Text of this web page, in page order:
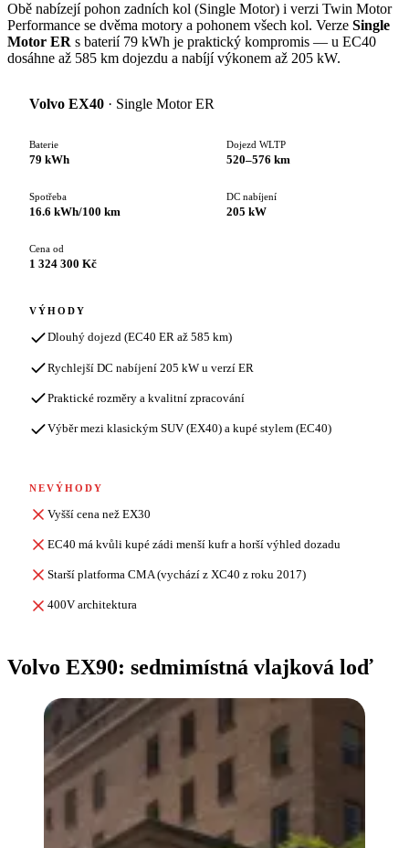
Obě nabízejí pohon zadních kol (Single Motor) i verzi Twin Motor
Performance se dvěma motory a pohonem všech kol. Verze Single
Motor ER s baterií 79 kWh je praktický kompromis — u EC40
dosáhne až 585 km dojezdu a nabíjí výkonem až 205 kW.
Volvo EX40 · Single Motor ER
Baterie
79 kWh
Dojezd WLTP
520–576 km
Spotřeba
16.6 kWh/100 km
DC nabíjení
205 kW
Cena od
1 324 300 Kč
VÝHODY
Dlouhý dojezd (EC40 ER až 585 km)
Rychlejší DC nabíjení 205 kW u verzí ER
Praktické rozměry a kvalitní zpracování
Výběr mezi klasickým SUV (EX40) a kupé stylem (EC40)
NEVÝHODY
Vyšší cena než EX30
EC40 má kvůli kupé zádi menší kufr a horší výhled dozadu
Starší platforma CMA (vychází z XC40 z roku 2017)
400V architektura
Volvo EX90: sedmimístná vlajková loď